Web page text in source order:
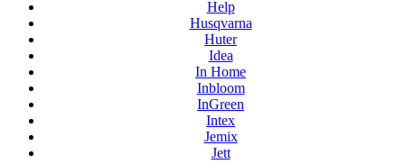
Help
Husqvarna
Huter
Idea
In Home
Inbloom
InGreen
Intex
Jemix
Jett